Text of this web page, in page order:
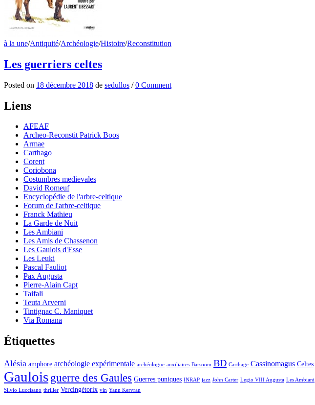
à la une/Antiquité/Archéologie/Histoire/Reconstitution
Les guerriers celtes
Posted on 18 décembre 2018 de sedullos /0 Comment
Liens
AFEAF
Archeo-Reconstit Patrick Boos
Armae
Carthago
Corent
Coriobona
Costumbres medievales
David Romeuf
Encyclopédie de l'arbre-celtique
Forum de l'arbre-celtique
Franck Mathieu
La Garde de Nuit
Les Ambiani
Les Amis de Chassenon
Les Gaulois d'Esse
Les Leuki
Pascal Fauliot
Pax Augusta
Pierre-Alain Capt
Taifali
Teuta Arverni
Tintignac C. Maniquet
Via Romana
Étiquettes
Alésia amphore archéologie expérimentale archéologue auxiliaires Barsoom BD Carthage Cassinomagus Celtes
Gaulois guerre des Gaules Guerres puniques INRAP jazz John Carter Legio VIII Augusta Les Ambiani
Silvio Luccisano thriller Vercingétorix vin Yann Kervran